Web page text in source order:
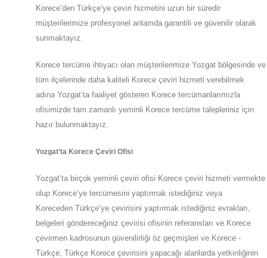
Korece’den Türkçe’ye çeviri hizmetini uzun bir süredir
müşterilerimize profesyonel anlamda garantili ve güvenilir olarak
sunmaktayız.
Korece tercüme ihtiyacı olan müşterilerimize Yozgat bölgesinde ve
tüm ilçelerinde daha kaliteli Korece çeviri hizmeti verebilmek
adına Yozgat’ta faaliyet gösteren Korece tercümanlarımızla
ofisimizde tam zamanlı yeminli Korece tercüme talepleriniz için
hazır bulunmaktayız.
Yozgat’ta Korece Çeviri Ofisi
Yozgat’ta birçok yeminli çeviri ofisi Korece çeviri hizmeti vermekte
olup Korece’ye tercümesini yaptırmak istediğiniz veya
Koreceden Türkçe’ye çevirisini yaptırmak istediğiniz evrakları,
belgeleri göndereceğiniz çevirisi ofisinin referansları ve Korece
çevirmen kadrosunun güvenilirliği öz geçmişleri ve Korece -
Türkçe, Türkçe Korece çevirisini yapacağı alanlarda yetkinliğinin